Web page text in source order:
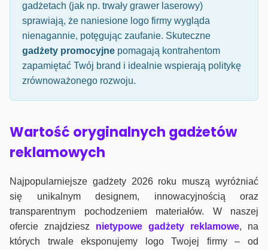
gadżetach (jak np. trwały grawer laserowy)
sprawiają, że naniesione logo firmy wygląda
nienagannie, potęgując zaufanie. Skuteczne
gadżety promocyjne pomagają kontrahentom
zapamiętać Twój brand i idealnie wspierają politykę
zrównoważonego rozwoju.
Wartość oryginalnych gadżetów
reklamowych
Najpopularniejsze gadżety 2026 roku muszą wyróżniać
się unikalnym designem, innowacyjnością oraz
transparentnym pochodzeniem materiałów. W naszej
ofercie znajdziesz nietypowe gadżety reklamowe, na
których trwale eksponujemy logo Twojej firmy – od